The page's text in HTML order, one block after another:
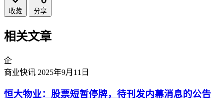
收藏 分享
相关文章
企
商业快讯 2025年9月11日
恒大物业：股票短暂停牌，待刊发内幕消息的公告